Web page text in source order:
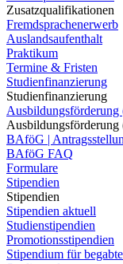
Zusatzqualifikationen
Fremdsprachenerwerb
Auslandsaufenthalt
Praktikum
Termine & Fristen
Studienfinanzierung
Studienfinanzierung
BAföG |
BAföG FAQ
Formulare
Stipendien
Stipendien
Stipendien aktuell
Studienstipendien
Promotionsstipendien
Stipendium für